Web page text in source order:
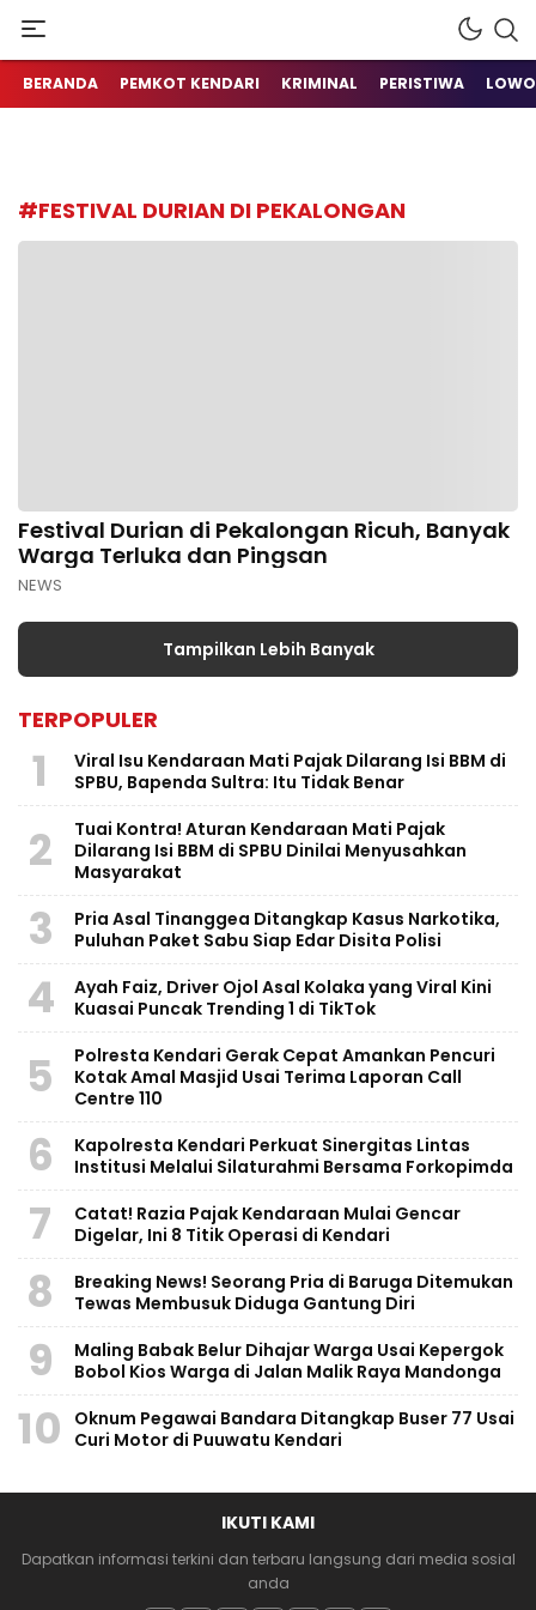
BERANDA PEMKOT KENDARI KRIMINAL PERISTIWA
#FESTIVAL DURIAN DI PEKALONGAN
Festival Durian di Pekalongan Ricuh, Banyak
Warga Terluka dan Pingsan
NEWS
Tampilkan Lebih Banyak
TERPOPULER
1
Viral Isu Kendaraan Mati Pajak Dilarang Isi BBM di
SPBU, Bapenda Sultra: Itu Tidak Benar
2
Tuai Kontra! Aturan Kendaraan Mati Pajak
Dilarang Isi BBM di SPBU Dinilai Menyusahkan
Masyarakat
3
Pria Asal Tinanggea Ditangkap Kasus Narkotika,
Puluhan Paket Sabu Siap Edar Disita Polisi
4
Ayah Faiz, Driver Ojol Asal Kolaka yang Viral Kini
Kuasai Puncak Trending 1 di TikTok
5
Polresta Kendari Gerak Cepat Amankan Pencuri
Kotak Amal Masjid Usai Terima Laporan Call
Centre 110
6
Kapolresta Kendari Perkuat Sinergitas Lintas
Institusi Melalui Silaturahmi Bersama Forkopimda
7
Catat! Razia Pajak Kendaraan Mulai Gencar
Digelar, Ini 8 Titik Operasi di Kendari
8
Breaking News! Seorang Pria di Baruga Ditemukan
Tewas Membusuk Diduga Gantung Diri
9
Maling Babak Belur Dihajar Warga Usai Kepergok
Bobol Kios Warga di Jalan Malik Raya Mandonga
10
Oknum Pegawai Bandara Ditangkap Buser 77 Usai
Curi Motor di Puuwatu Kendari
IKUTI KAMI
Dapatkan informasi terkini dan terbaru langsung dari media sosial
anda